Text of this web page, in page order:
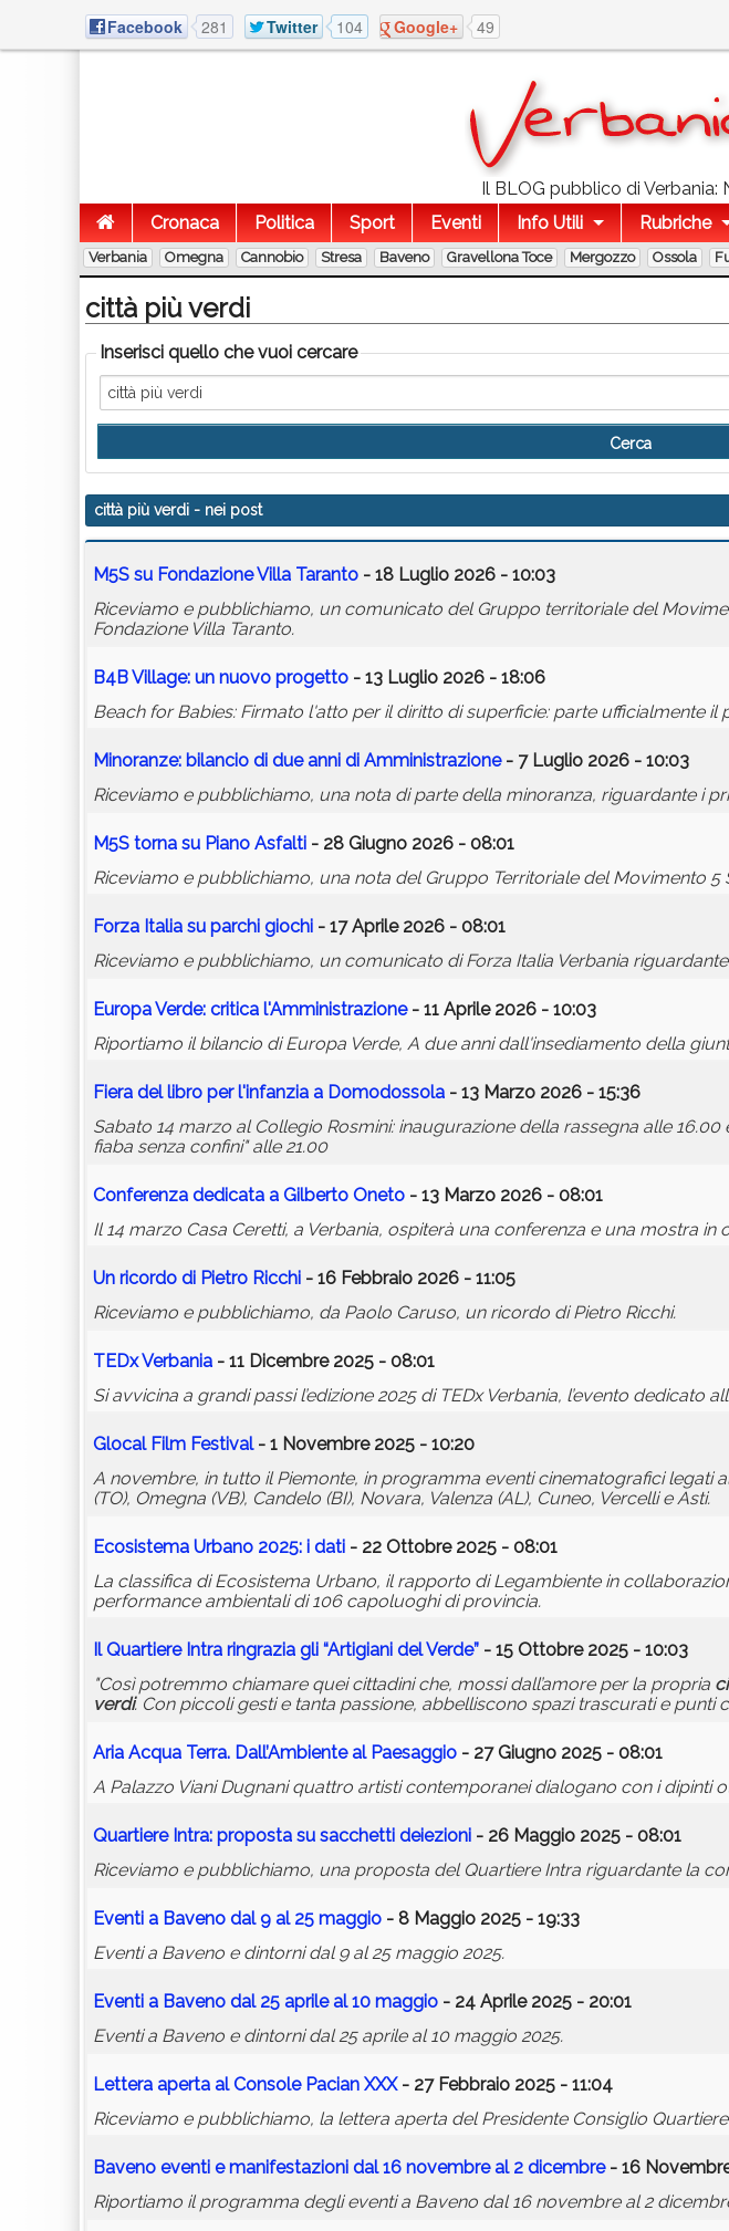
Facebook 281 Twitter 104 Google+ 49
Il BLOG pubblico di Verbania:
Cronaca
Politica Sport Eventi Info Utili Rubriche
Verbania Omegna Cannobio Stresa Baveno Gravellona Toce Mergozzo Ossola
città più verdi
Inserisci quello che vuoi cercare
città più verdi - nei post
M5S su Fondazione Villa Taranto - 18 Luglio 2026 - 10:03
Riceviamo e pubblichiamo, un comunicato del Gruppo territoriale del
Fondazione Villa Taranto.
B4B Village: un nuovo progetto - 13 Luglio 2026 - 18:06
Beach for Babies: Firmato l'atto per il diritto di superficie: parte ufficialmente il
Minoranze: bilancio di due anni di Amministrazione- 7 Luglio 2026 - 10:03
Riceviamo e pubblichiamo, una nota di parte della minoranza, riguardante i
M5S torna su Piano Asfalti - 28 Giugno 2026 - 08:01
Riceviamo e pubblichiamo, una nota del Gruppo Territoriale del Movimento 5
Forza Italia su parchi giochi - 17 Aprile 2026 - 08:01
Riceviamo e pubblichiamo, un comunicato di Forza Italia Verbania
Europa Verde: critica l'Amministrazione- 11 Aprile 2026 - 10:03
Riportiamo il bilancio di Europa Verde, A due anni dall'insediamento della
Fiera del libro per l'infanzia a Domodossola - 13 Marzo 2026 - 15:36
Sabato 14 marzo al Collegio Rosmini: inaugurazione della rassegna alle
fiaba senza confini" alle 21.00
Conferenza dedicata a Gilberto Oneto - 13 Marzo 2026 - 08:01
Il 14 marzo Casa Ceretti, a Verbania, ospiterà una conferenza e una mostra
Un ricordo di Pietro Ricchi - 16 Febbraio 2026 - 11:05
Riceviamo e pubblichiamo, da Paolo Caruso, un ricordo di Pietro Ricchi.
TEDx Verbania - 11 Dicembre 2025 - 08:01
Si avvicina a grandi passi l’edizione 2025 di TEDx Verbania, l’evento dedicato
Glocal Film Festival- 1 Novembre 2025 - 10:20
A novembre, in tutto il Piemonte, in programma eventi cinematografici legati
(TO), Omegna (VB), Candelo (BI), Novara, Valenza (AL), Cuneo, Vercelli e Asti.
Ecosistema Urbano 2025: i dati - 22 Ottobre 2025 - 08:01
La classifica di Ecosistema Urbano, il rapporto di Legambiente in
performance ambientali di 106 capoluoghi di provincia.
Il Quartiere Intra ringrazia gli “Artigiani del Verde” - 15 Ottobre 2025 - 10:03
"Così potremmo chiamare quei cittadini che, mossi dall’amore per la propria
verdi. Con piccoli gesti e tanta passione, abbelliscono spazi trascurati e punti
Aria Acqua Terra. Dall’Ambiente al Paesaggio - 27 Giugno 2025 - 08:01
A Palazzo Viani Dugnani quattro artisti contemporanei dialogano con i dipinti
Quartiere Intra: proposta su sacchetti deiezioni - 26 Maggio 2025 - 08:01
Riceviamo e pubblichiamo, una proposta del Quartiere Intra riguardante la
Eventi a Baveno dal 9 al 25 maggio - 8 Maggio 2025 - 19:33
Eventi a Baveno e dintorni dal 9 al 25 maggio 2025.
Eventi a Baveno dal 25 aprile al 10 maggio - 24 Aprile 2025 - 20:01
Eventi a Baveno e dintorni dal 25 aprile al 10 maggio 2025.
Lettera aperta al Console Pacian XXX- 27 Febbraio 2025 - 11:04
Riceviamo e pubblichiamo, la lettera aperta del Presidente Consiglio
Baveno eventi e manifestazioni dal 16 novembre al 2 dicembre- 16
Riportiamo il programma degli eventi a Baveno dal 16 novembre al 2